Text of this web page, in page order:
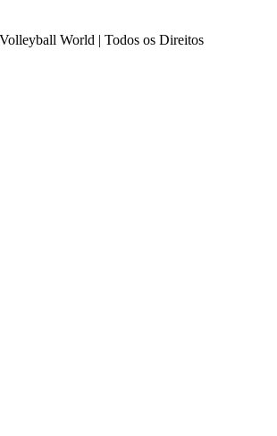
World | Todos os Direitos